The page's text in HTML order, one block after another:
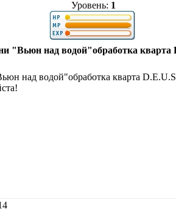
Уровень: 1
"Вьюн над водой"обработка кварта
над водой"обработка кварта